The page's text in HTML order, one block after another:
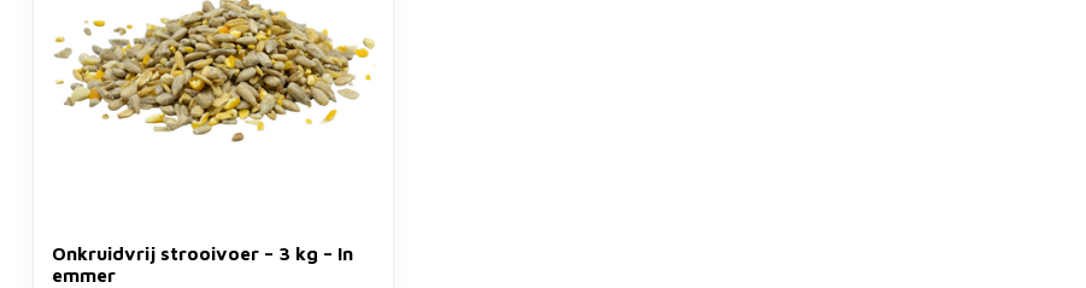
Onkruidvrij strooivoer – 3 kg – In
emmer